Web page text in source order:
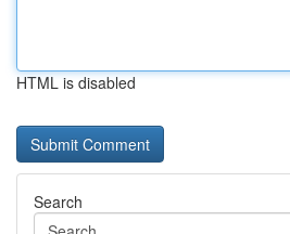
HTML is disabled
Search